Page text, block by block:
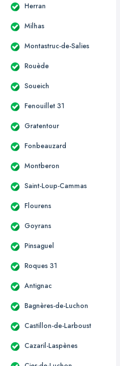
Herran
Milhas
Montastruc-de-Salies
Rouède
Soueich
Fenouillet 31
Gratentour
Fonbeauzard
Montberon
Saint-Loup-Cammas
Flourens
Goyrans
Pinsaguel
Roques 31
Antignac
Bagnères-de-Luchon
Castillon-de-Larboust
Cazaril-Laspènes